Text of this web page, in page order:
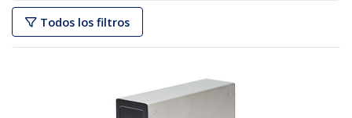
Todos los filtros